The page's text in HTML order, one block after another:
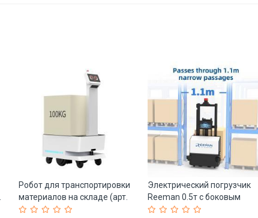
Робот для транспортировки
материалов на складе (арт.
25-11071240)
Электрический погрузчик
Reeman 0.5т с боковым
сдвигом для склада (арт. 25-